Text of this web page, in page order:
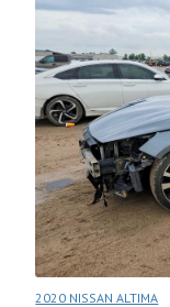
2020 NISSAN ALTIMA